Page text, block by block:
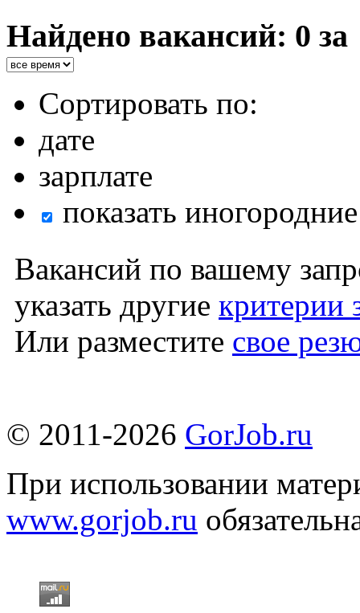
Найдено вакансий: 0 за
Сортировать по:
дате
зарплате
показать
Вакансий по вашему
указать другие критерии
Или разместите свое
© 2011-2026 GorJob.ru
При использовании
www.gorjob.ru